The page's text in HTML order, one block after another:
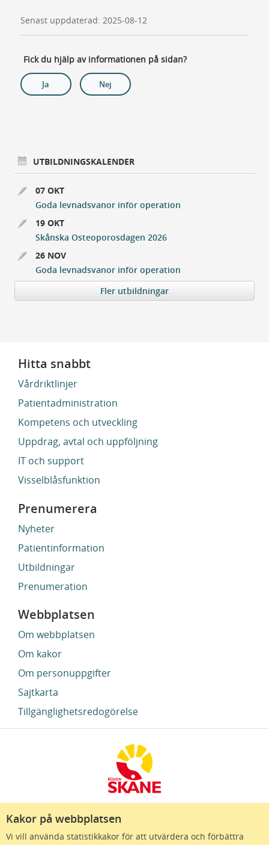
Kakor på webbplatsen
Vi vill använda statistikkakor för att utvärdera och förbättra
Senast uppdaterad: 2025-08-12
Fick du hjälp av informationen på sidan?
Ja Nej
UTBILDNINGSKALENDER
07 OKT
Goda levnadsvanor inför operation
19 OKT
Skånska Osteoporosdagen 2026
26 NOV
Goda levnadsvanor inför operation
Fler utbildningar
Hitta snabbt
Vårdriktlinjer
Patientadministration
Kompetens och utveckling
Uppdrag, avtal och uppföljning
IT och support
Visselblåsfunktion
Prenumerera
Nyheter
Patientinformation
Utbildningar
Prenumeration
Webbplatsen
Om webbplatsen
Om kakor
Om personuppgifter
Sajtkarta
Tillgänglighetsredogörelse
Region Skåne finns till för att alla som bor i Skåne
ska må bra och känna framtidstro. Genom